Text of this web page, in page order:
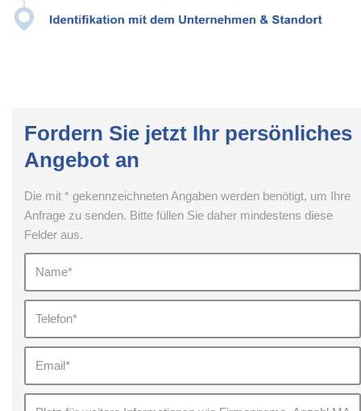
Fordern Sie jetzt Ihr persönliches
Angebot an
Die mit * gekennzeichneten Angaben werden benötigt, um Ihre
Anfrage zu senden. Bitte füllen Sie daher mindestens diese
Felder aus.